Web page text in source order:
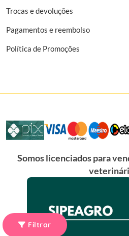
Filtrar
Trocas e devoluções
Pagamentos e reembolso
Política de Promoções
Somos licenciados para